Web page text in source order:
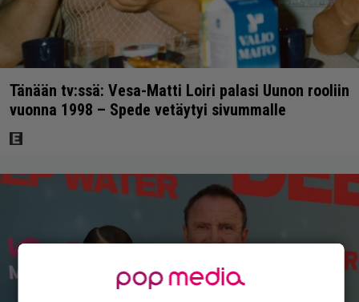
Tänään tv:ssä: Vesa-Matti Loiri palasi Uunon rooliin
vuonna 1998 – Spede vetäytyi sivummalle